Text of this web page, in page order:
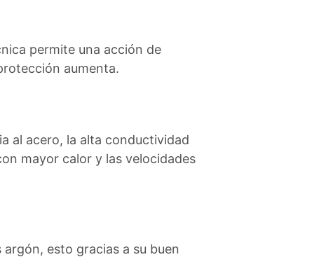
permite una acción de
aumenta.
al acero, la alta conductividad
mayor calor y las velocidades
esto gracias a su buen